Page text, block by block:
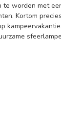
worden met
Kortom